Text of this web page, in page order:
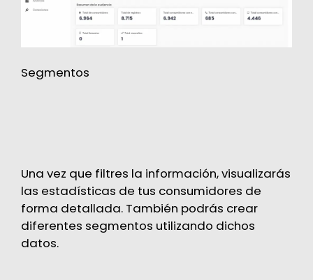
Segmentos
Una vez que filtres la información, visualizarás
las estadísticas de tus consumidores de
forma detallada. También podrás crear
diferentes segmentos utilizando dichos
datos.